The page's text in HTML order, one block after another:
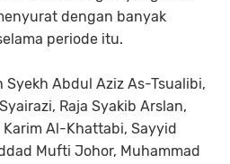
dengan banyak
periode itu.
Syekh Abdul Aziz As-Tsualibi,
Raja Syakib Arslan,
Al-Khattabi, Sayyid
Mufti Johor, Muhammad